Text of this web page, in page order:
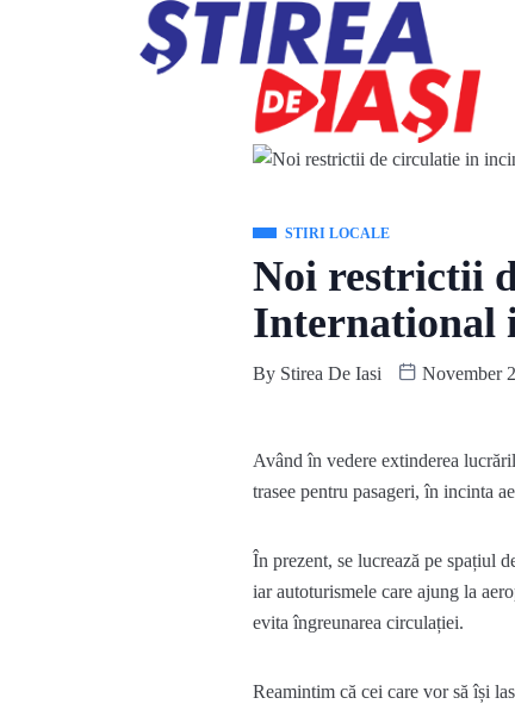
STIRI LOCALE
Noi restrictii
International
By Stirea De Iasi November
Având în vedere extinderea
trasee pentru pasageri, în incinta
În prezent, se lucrează pe spațiul
iar autoturismele care ajung la
evita îngreunarea circulației.
Reamintim că cei care vor să își